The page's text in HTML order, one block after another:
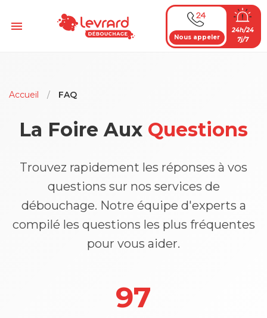
au
Menu Nous appeler
24h/24
7j/7
Accueil / FAQ
La Foire Aux Questions
Trouvez rapidement les réponses à vos
questions sur nos services de
débouchage. Notre équipe d'experts a
compilé les questions les plus fréquentes
pour vous aider.
97